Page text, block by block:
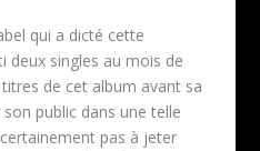
qui a dicté cette
deux singles au mois de
de cet album avant sa
public dans une telle
pas à jeter